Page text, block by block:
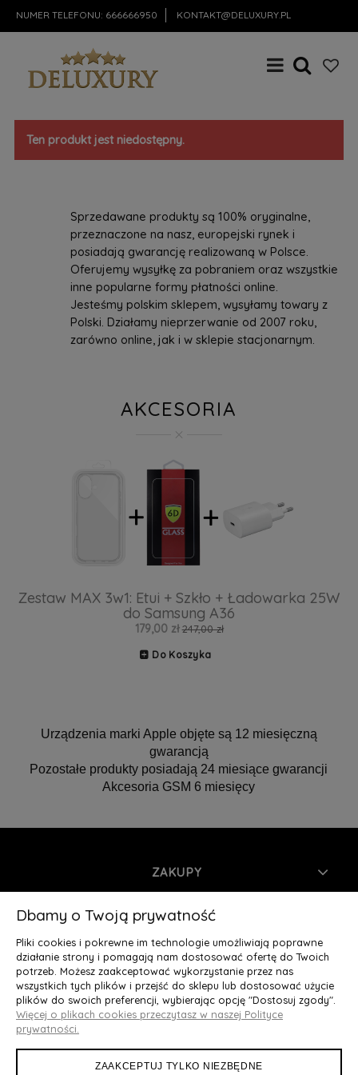
NUMER TELEFONU: 666666950 KONTAKT@DELUXURY.PL
Ten produkt jest niedostępny.
Sprzedawane produkty są 100% oryginalne,
przeznaczone na nasz, europejski rynek i
posiadają gwarancję realizowaną w Polsce.
Oferujemy wysyłkę za pobraniem oraz wszystkie
inne popularne formy płatności online.
Jesteśmy polskim sklepem, wysyłamy towary z
Polski. Działamy nieprzerwanie od 2007 roku,
zarówno online, jak i w sklepie stacjonarnym.
AKCESORIA
Zestaw MAX 3w1: Etui + Szkło + Ładowarka 25W
do Samsung A36
179,00 zł 247,00 zł
Do Koszyka
Urządzenia marki Apple objęte są 12 miesięczną
gwarancją
Pozostałe produkty posiadają 24 miesiące gwarancji
Akcesoria GSM 6 miesięcy
ZAKUPY
INFORMACJE
MOJE KONTO
O NAS
Deluxury.pl
Dbamy o Twoją prywatność
Pliki cookies i pokrewne im technologie umożliwiają poprawne
działanie strony i pomagają nam dostosować ofertę do Twoich
potrzeb. Możesz zaakceptować wykorzystanie przez nas
wszystkich tych plików i przejść do sklepu lub dostosować użycie
plików do swoich preferencji, wybierając opcję "Dostosuj zgody".
Więcej o plikach cookies przeczytasz w naszej Polityce
prywatności.
ZAAKCEPTUJ TYLKO NIEZBĘDNE